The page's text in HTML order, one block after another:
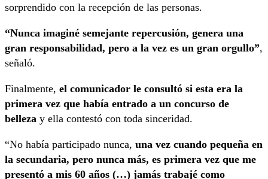
sorprendido con la recepción de las personas.
“Nunca imaginé semejante repercusión, genera una
gran responsabilidad, pero a la vez es un gran orgullo”,
señaló.
Finalmente, el comunicador le consultó si esta era la
primera vez que había entrado a un concurso de
belleza y ella contestó con toda sinceridad.
“No había participado nunca, una vez cuando pequeña en
la secundaria, pero nunca más, es primera vez que me
presentó a mis 60 años (…) jamás trabajé como